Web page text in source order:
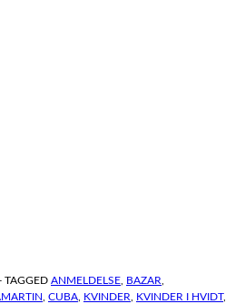
TAGGED ANMELDELSE, BAZAR,
, CUBA, KVINDER, KVINDER I HVIDT,